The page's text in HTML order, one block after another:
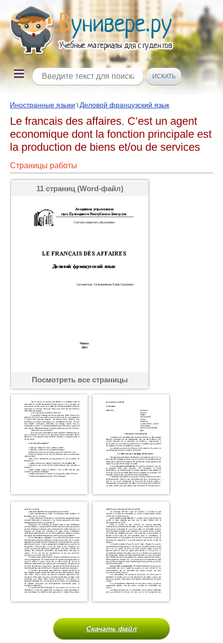
Иностранные языки \ Деловой французский язык
Le francais des affaires. C’est un agent
economique dont la fonction principale est
la production de biens et/ou de services
Страницы работы
11 страниц (Word-файл)
Посмотреть все страницы
Скачать файл